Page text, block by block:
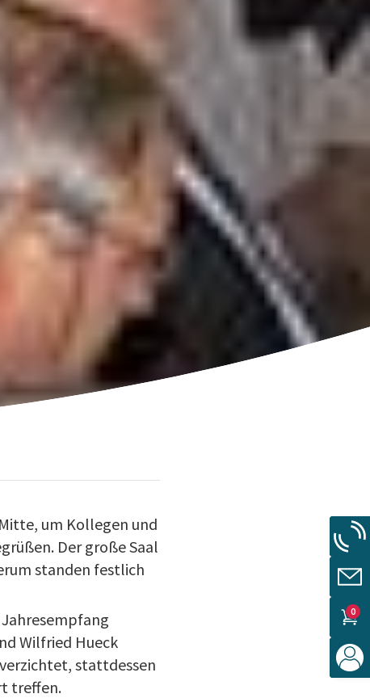
0
um Kollegen und
Der große Saal
standen festlich
Wilfried Hueck
stattdessen
treffen.